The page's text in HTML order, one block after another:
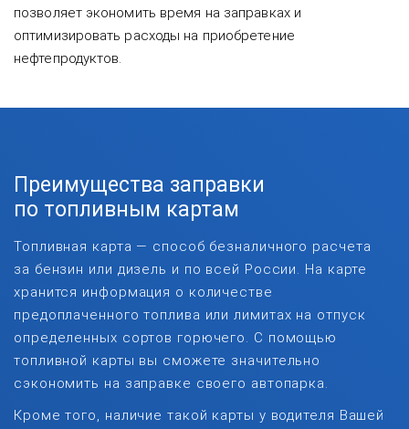
позволяет экономить время на заправках и
оптимизировать расходы на приобретение
нефтепродуктов.
Преимущества заправки
по топливным картам
Топливная карта — способ безналичного расчета
за бензин или дизель и по всей России. На карте
хранится информация о количестве
предоплаченного топлива или лимитах на отпуск
определенных сортов горючего. С помощью
топливной карты вы сможете значительно
сэкономить на заправке своего автопарка.
Кроме того, наличие такой карты у водителя Вашей